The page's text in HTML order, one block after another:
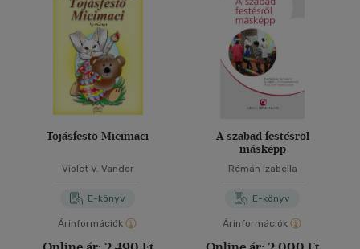
Tojásfestő Micimaci
Violet V. Vandor
E-könyv
Árinformációk
A szabad festésről
másképp
Rémán Izabella
E-könyv
Árinformációk